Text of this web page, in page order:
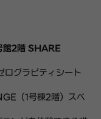
2階 SHARE
グラビティシート
（1号棟2階）スペ